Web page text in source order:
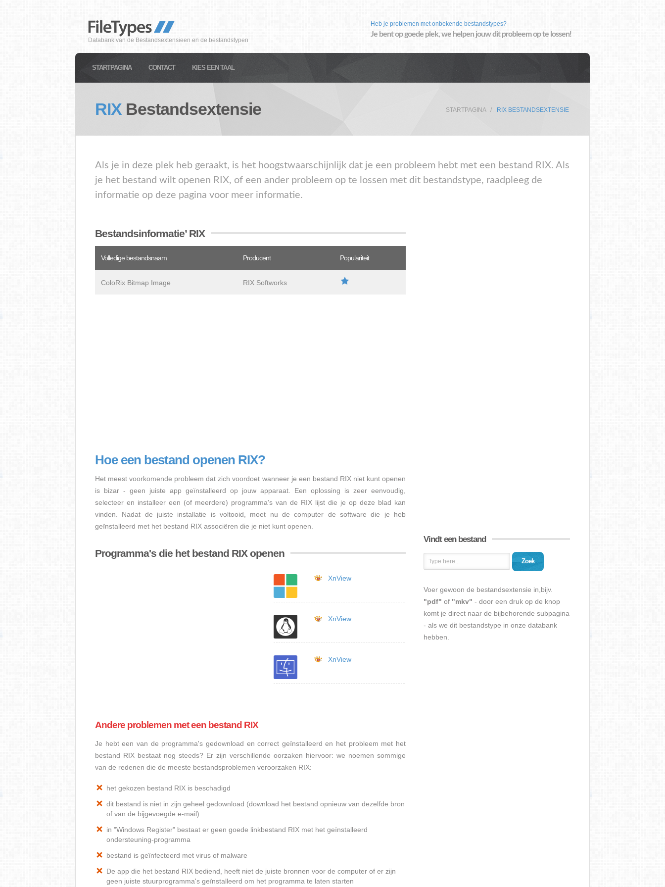
Databank van de Bestandsextensieen en de bestandstypen
Heb je problemen met onbekende bestandstypes?
Je bent op goede plek, we helpen jouw dit probleem op te lossen!
STARTPAGINA CONTACT KIES EEN TAAL
RIX Bestandsextensie STARTPAGINA RIX BESTANDSEXTENSIE
Als je in deze plek heb geraakt, is het hoogstwaarschijnlijk dat je een probleem hebt met een bestand RIX. Als
je het bestand wilt openen RIX, of een ander probleem op te lossen met dit bestandstype, raadpleeg de
informatie op deze pagina voor meer informatie.
Bestandsinformatie’ RIX
Volledige bestandsnaam Producent Populariteit
ColoRix Bitmap Image RIX Softworks
Hoe een bestand openen RIX?
Het meest voorkomende probleem dat zich voordoet wanneer je een bestand RIX niet kunt openen
is bizar - geen juiste app geïnstalleerd op jouw apparaat. Een oplossing is zeer eenvoudig,
selecteer en installeer een (of meerdere) programma's van de RIX lijst die je op deze blad kan
vinden. Nadat de juiste installatie is voltooid, moet nu de computer de software die je heb
geïnstalleerd met het bestand RIX associëren die je niet kunt openen.
Programma's die het bestand RIX openen
XnView
XnView
XnView
Andere problemen met een bestand RIX
Je hebt een van de programma's gedownload en correct geïnstalleerd en het probleem met het
bestand RIX bestaat nog steeds? Er zijn verschillende oorzaken hiervoor: we noemen sommige
van de redenen die de meeste bestandsproblemen veroorzaken RIX:
het gekozen bestand RIX is beschadigd
dit bestand is niet in zijn geheel gedownload (download het bestand opnieuw van dezelfde bron
of van de bijgevoegde e-mail)
in "Windows Register" bestaat er geen goede linkbestand RIX met het geïnstalleerd
ondersteuning-programma
bestand is geïnfecteerd met virus of malware
De app die het bestand RIX bediend, heeft niet de juiste bronnen voor de computer of er zijn
geen juiste stuurprogramma's geïnstalleerd om het programma te laten starten
Vindt een bestand
Zoek
Voer gewoon de bestandsextensie in,bijv.
"pdf" of "mkv" - door een druk op de knop
komt je direct naar de bijbehorende subpagina
- als we dit bestandstype in onze databank
hebben.